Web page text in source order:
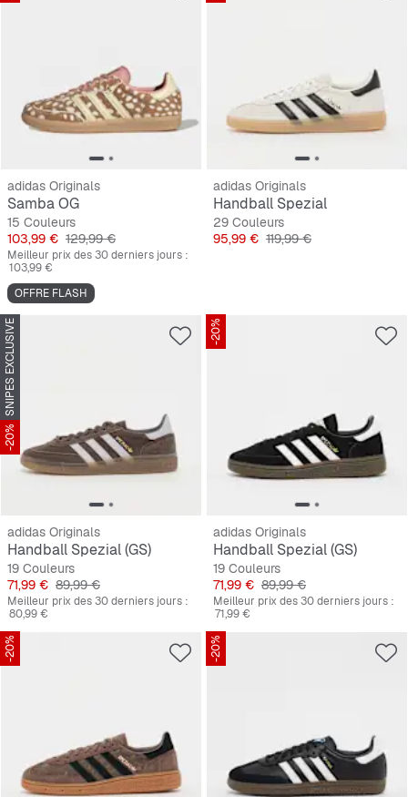
adidas Originals
Samba OG
15 Couleurs
Prix
103,99 € Prix original
129,99 €
Meilleur prix des 30 derniers jours :
103,99 €
OFFRE FLASH
adidas Originals
Handball Spezial
29 Couleurs
Prix
95,99 € Prix original
119,99 €
SNIPES EXCLUSIVE
-20%
adidas Originals
Handball Spezial (GS)
19 Couleurs
Prix
71,99 € Prix original
89,99 €
Meilleur prix des 30 derniers jours :
80,99 €
-20%
adidas Originals
Handball Spezial (GS)
19 Couleurs
Prix
71,99 € Prix original
89,99 €
Meilleur prix des 30 derniers jours :
71,99 €
-20% -20%